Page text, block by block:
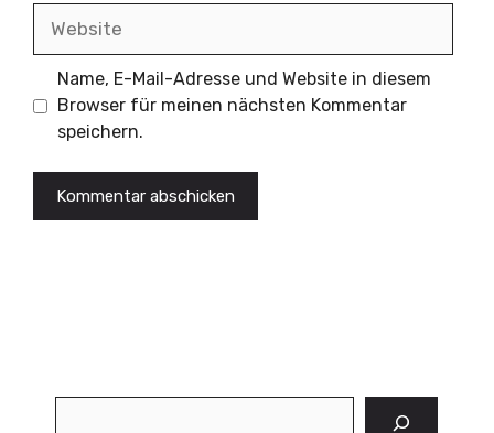
Name, E-Mail-Adresse und Website in diesem
Browser für meinen nächsten Kommentar
speichern.